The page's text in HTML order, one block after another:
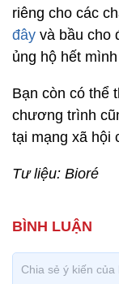
riêng cho các
đây và bầu cho
ủng hộ hết
Bạn còn có thể
chương trình
tại mạng xã hội
Tư liệu: Bioré